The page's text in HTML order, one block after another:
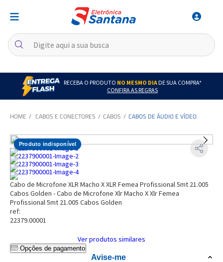
RECEBA O PRODUTO NO MESMO DIADE SUA COMPRA*
CONFIRA AS REGRAS
CABOS E CONECTORES CABOS CABOS DE ÁUDIO E VÍDEO
Produto indisponível
Cabo de Microfone XLR Macho X XLR Femea Profissional 5mt 21.005
Cabos Golden - Cabo de Microfone Xlr Macho X Xlr Femea
Profissional 5mt 21.005 Cabos Golden
ref:
22379.00001
Ver produtos similares
Opções de pagamento
Avise-me